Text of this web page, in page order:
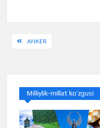
PostANKER
Milliylik-millat ko’zgusi